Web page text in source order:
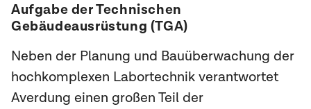
Aufgabe der Technischen
Gebäudeausrüstung (TGA)
Neben der Planung und Bauüberwachung der
hochkomplexen Labortechnik verantwortet
Averdung einen großen Teil der